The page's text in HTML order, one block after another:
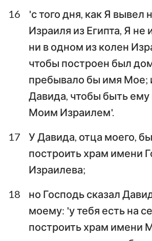
16
'с того дня, как Я вывел
Израиля из Египта, Я не
ни в одном из колен
чтобы построен был
пребывало бы имя Мое;
Давида, чтобы быть
Моим Израилем'.
17
У Давида, отца моего,
построить храм имени
Израилева;
18
но Господь сказал
моему: 'у тебя есть на
построить храм имени